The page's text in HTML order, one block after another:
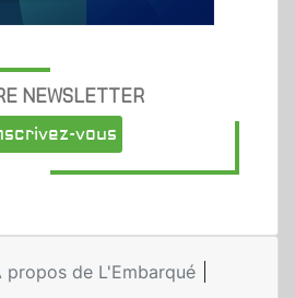
NEWSLETTER
vous
propos de L'Embarqué